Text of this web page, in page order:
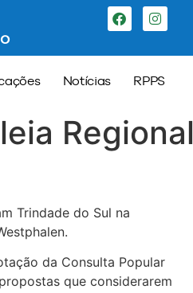
Notícias RPPS
Regional
Trindade do Sul na
da Consulta Popular
que considerarem